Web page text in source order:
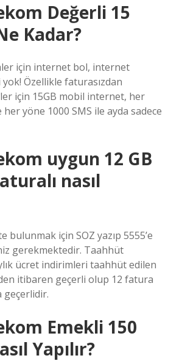
Değerli 15
Kadar?
için internet bol, internet
Özellikle faturasızdan
için 15GB mobil internet, her
her yöne 1000 SMS ile ayda sadece
uygun 12 GB
nasıl
bulunmak için SOZ yazıp 5555’e
gerekmektedir. Taahhüt
ücret indirimleri taahhüt edilen
itibaren geçerli olup 12 fatura
geçerlidir.
Emekli 150
Yapılır?